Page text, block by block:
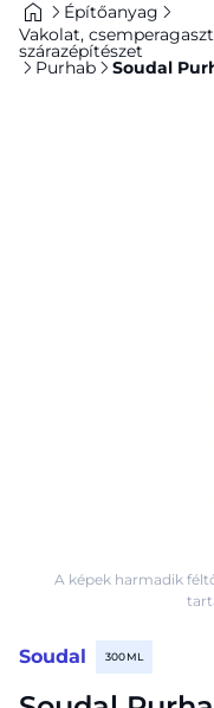
Építőanyag
Vakolat,
szárazépítészet
Purhab Soudal
Soudal 300 ML
A képek harmadik